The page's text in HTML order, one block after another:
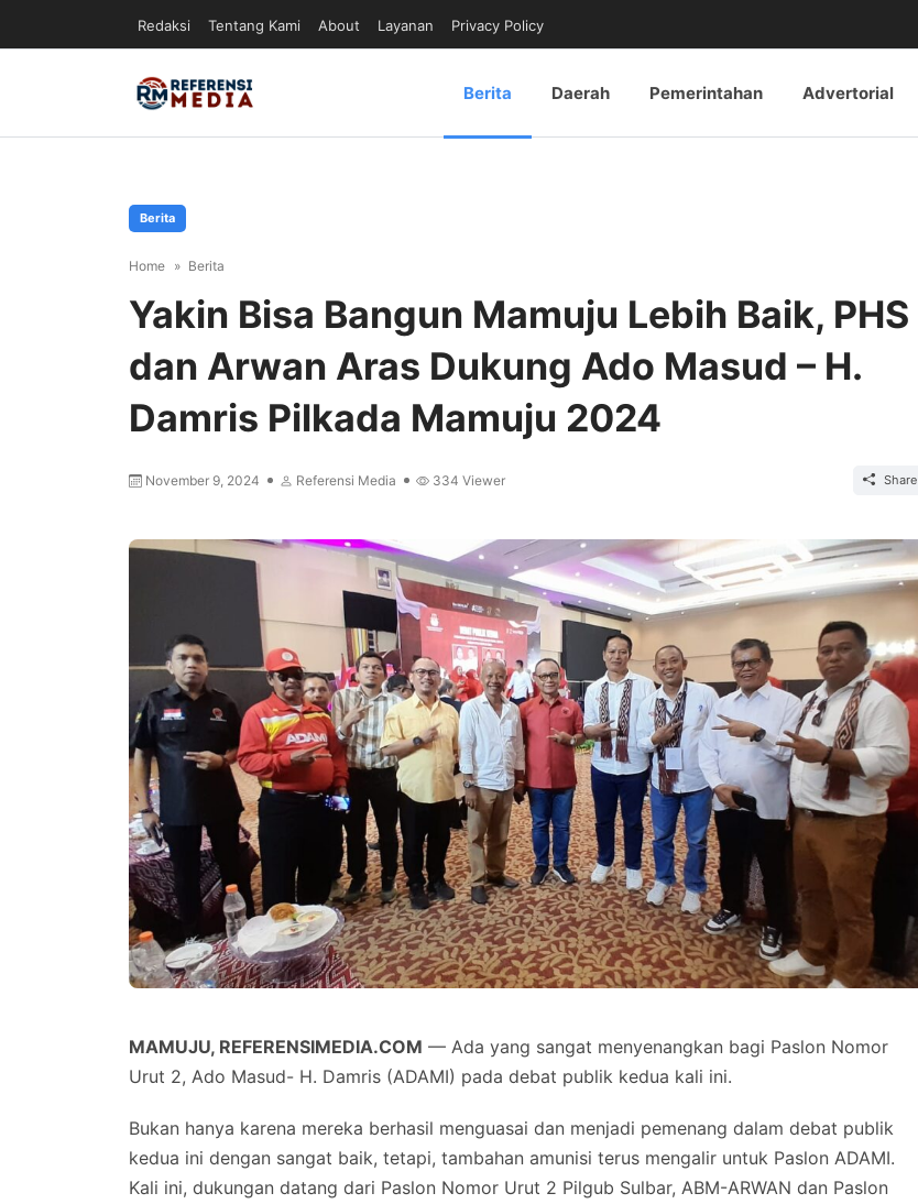
Redaksi Tentang Kami About Layanan Privacy Policy
Berita Daerah Pemerintahan Advertorial
Berita
Home Berita
Yakin Bisa Bangun Mamuju Lebih Baik, PHS
dan Arwan Aras Dukung Ado Masud – H.
Damris Pilkada Mamuju 2024
November 9, 2024 Referensi Media 334 Viewer Share
MAMUJU, REFERENSIMEDIA.COM — Ada yang sangat menyenangkan bagi Paslon Nomor
Urut 2, Ado Masud- H. Damris (ADAMI) pada debat publik kedua kali ini.
Bukan hanya karena mereka berhasil menguasai dan menjadi pemenang dalam debat publik
kedua ini dengan sangat baik, tetapi, tambahan amunisi terus mengalir untuk Paslon ADAMI.
Kali ini, dukungan datang dari Paslon Nomor Urut 2 Pilgub Sulbar, ABM-ARWAN dan Paslon